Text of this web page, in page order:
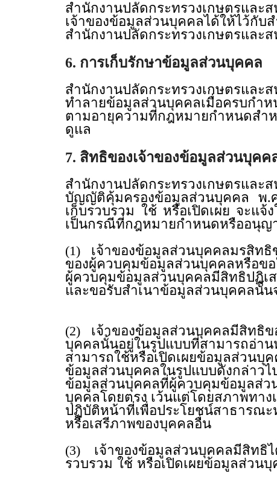
สำนักงานปลัดกระทรวงเกษตรและ
เจ้าของข้อมูลส่วนบุคคลได้ให้ไว้กับ
สำนักงานปลัดกระทรวงเกษตรแล
6. การเก็บรักษาข้อมูลส่วนบุคคล
สำนักงานปลัดกระทรวงเกษตรและ
ทำลายข้อมูลส่วนบุคคลเมื่อครบกำ
ตามอายุความที่กฎหมายกำหนดสำ
ดูแล
7. สิทธิของเจ้าของข้อมูลส่วนบุคค
สำนักงานปลัดกระทรวงเกษตรและ
บัญญัติคุ้มครองข้อมูลส่วนบุคคล พ.ศ
เก็บรวบรวม ใช้ หรือเปิดเผย จะแ
เป็นกรณีที่กฎหมายกำหนดหรืออ
(1) เจ้าของข้อมูลส่วนบุคคลมรสิทธิ
ของผู้ควบคุมข้อมูลส่วนบุคคลหรือข
ผู้ควบคุมข้อมูลส่วนบุคคลมีสิทธิปฏิเ
และขอรับสำเนาข้อมูลส่วนบุคคลนั้
(2) เจ้าของข้อมูลส่วนบุคคลมีสิทธิ
บุคคลนั้นอยู่ในรูปแบบที่สามารถอ่า
สามารถใช้หรือเปิดเผยข้อมูลส่วน
ข้อมูลส่วนบุคคลในรูปแบบดังกล่าว
ข้อมูลส่วนบุคคลที่ผู้ควบคุมข้อมูลส่ว
บุคคลโดยตรง เว้นแต่โดยสภาพทา
ปฏิบัติหน้าที่เพื่อประโยชน์สาธารณ
หรือเสรีภาพของบุคคลอื่น
(3) เจ้าของข้อมูลส่วนบุคคลมีสิทธิไ
รวบรวม ใช้ หรือเปิดเผยข้อมูลส่ว